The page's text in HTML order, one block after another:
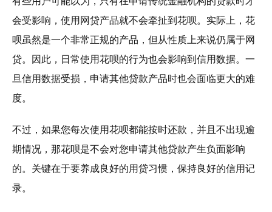
会受影响，使用网贷产品就不会牵扯到花呗。实际上，花
呗虽然是一个非常正规的产品，但从性质上来说仍属于网
贷。因此，日常使用花呗的行为也会影响到信用数据。一
旦信用数据受损，申请其他贷款产品时也会面临更大的难
度。
不过，如果您每次使用花呗都能按时还款，并且不出现逾
期情况，那花呗是不会对您申请其他贷款产生负面影响
的。关键在于要养成良好的用贷习惯，保持良好的信用记
录。